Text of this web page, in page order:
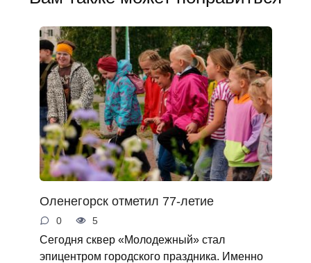
Оленегорск отметил 77-летие
0 5
Сегодня сквер «Молодежный» стал
эпицентром городского праздника. Именно